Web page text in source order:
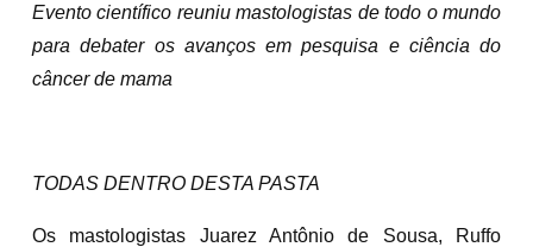
Evento científico reuniu mastologistas de todo o mundo
para debater os avanços em pesquisa e ciência do
câncer de mama
TODAS DENTRO DESTA PASTA
Os mastologistas Juarez Antônio de Sousa, Ruffo